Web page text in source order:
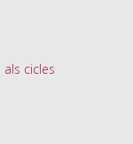
cicles